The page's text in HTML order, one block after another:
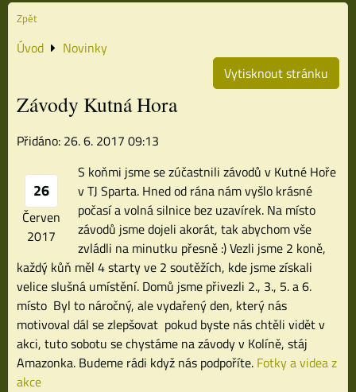
Zpět
Úvod
Novinky
Vytisknout stránku
Závody Kutná Hora
Přidáno: 26. 6. 2017 09:13
26
Červen
2017
S koňmi jsme se zúčastnili závodů v Kutné Hoře
v TJ Sparta. Hned od rána nám vyšlo krásné
počasí a volná silnice bez uzavírek. Na místo
závodů jsme dojeli akorát, tak abychom vše
zvládli na minutku přesně :) Vezli jsme 2 koně,
každý kůň měl 4 starty ve 2 soutěžích, kde jsme získali
velice slušná umístění. Domů jsme přivezli 2., 3., 5. a 6.
místo Byl to náročný, ale vydařený den, který nás
motivoval dál se zlepšovat pokud byste nás chtěli vidět v
akci, tuto sobotu se chystáme na závody v Kolíně, stáj
Amazonka. Budeme rádi když nás podpoříte. Fotky a videa z
akce